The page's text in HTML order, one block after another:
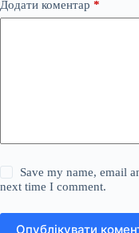
Додати коментар *
Save my name, email
next time I comment.
Опублікувати